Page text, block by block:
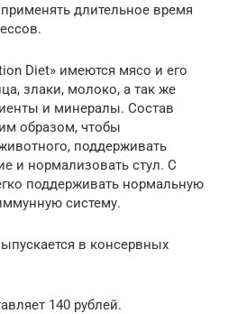
длительное время
Diet» имеются мясо и его
злаки, молоко, а так же
и минералы. Состав
образом, чтобы
поддерживать
и нормализовать стул. С
поддерживать нормальную
систему.
в консервных
140 рублей.